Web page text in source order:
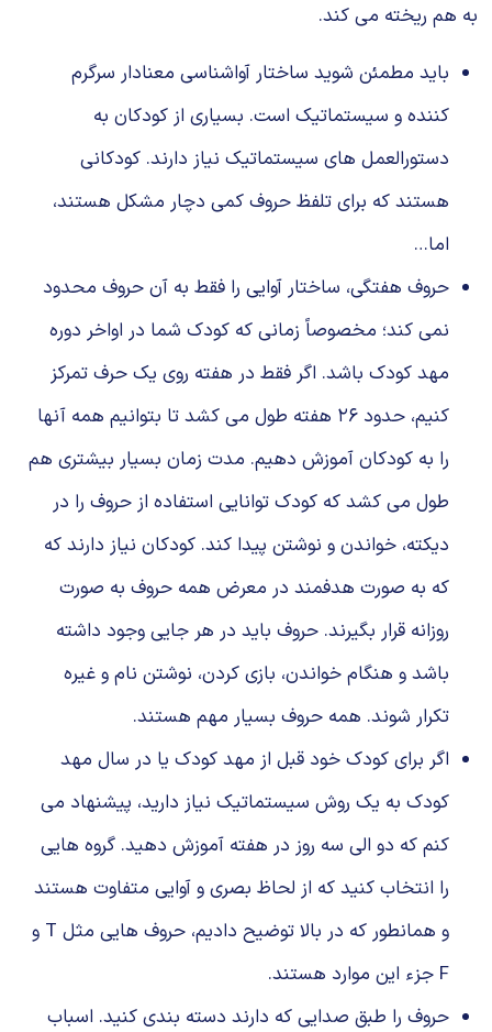
به هم ریخته می‌ کند.
باید مطمئن شوید ساختار آواشناسی معنادار سرگرم
کننده و سیستماتیک است. بسیاری از کودکان به
دستورالعمل‌ های سیستماتیک نیاز دارند. کودکانی
هستند که برای تلفظ حروف کمی دچار مشکل هستند،
اما…
حروف هفتگی، ساختار آوایی را فقط به آن حروف محدود
نمی کند؛ مخصوصاً زمانی که کودک شما در اواخر دوره
مهد کودک باشد. اگر فقط در هفته روی یک حرف تمرکز
کنیم، حدود ۲۶ هفته طول می‌ کشد تا بتوانیم همه آنها
را به کودکان آموزش دهیم. مدت زمان بسیار بیشتری هم
طول می کشد که کودک توانایی استفاده از حروف را در
دیکته، خواندن و نوشتن پیدا کند. کودکان نیاز دارند که
که به صورت هدفمند در معرض همه حروف به صورت
روزانه قرار بگیرند. حروف باید در هر جایی وجود داشته
باشد و هنگام خواندن، بازی کردن، نوشتن نام و غیره
تکرار شوند. همه حروف بسیار مهم هستند.
اگر برای کودک خود قبل از مهد کودک یا در سال مهد
کودک به یک روش سیستماتیک نیاز دارید، پیشنهاد می
کنم که دو الی سه روز در هفته آموزش دهید. گروه‌ هایی
را انتخاب کنید که از لحاظ بصری و آوایی متفاوت هستند
و همانطور که در بالا توضیح دادیم، حروف هایی مثل T و
F جزء این موارد هستند.
حروف را طبق صدایی که دارند دسته بندی کنید. اسباب